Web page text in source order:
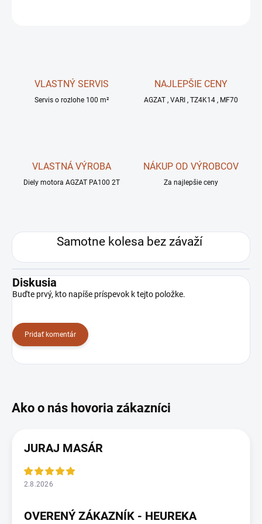
VLASTNÝ SERVIS
Servis o rozlohe 100 m²
NAJLEPŠIE CENY
AGZAT , VARI , TZ4K14 , MF70
VLASTNÁ VÝROBA
Diely motora AGZAT PA100 2T
NÁKUP OD VÝROBCOV
Za najlepšie ceny
Samotne kolesa bez závaží
Diskusia
Buďte prvý, kto napíše príspevok k tejto položke.
Pridať komentár
JURAJ MASÁR
2.8.2026
OVERENÝ ZÁKAZNÍK - HEUREKA